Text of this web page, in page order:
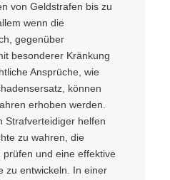
von Geldstrafen bis zu
wenn die
gegenüber
besonderer Kränkung
Ansprüche, wie
können
erhoben werden.
Strafverteidiger helfen
zu wahren, die
und eine effektive
zu entwickeln. In einer